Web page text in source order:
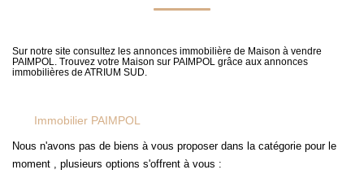
ESTIMATION
MON COMPTE
Créer une alerte
Sur notre site consultez les annonces immobilière de Maison à vendre
PAIMPOL. Trouvez votre Maison sur PAIMPOL grâce aux annonces
immobilières de ATRIUM SUD.
Immobilier PAIMPOL
Nous n'avons pas de biens à vous proposer dans la catégorie pour le
moment , plusieurs options s'offrent à vous :